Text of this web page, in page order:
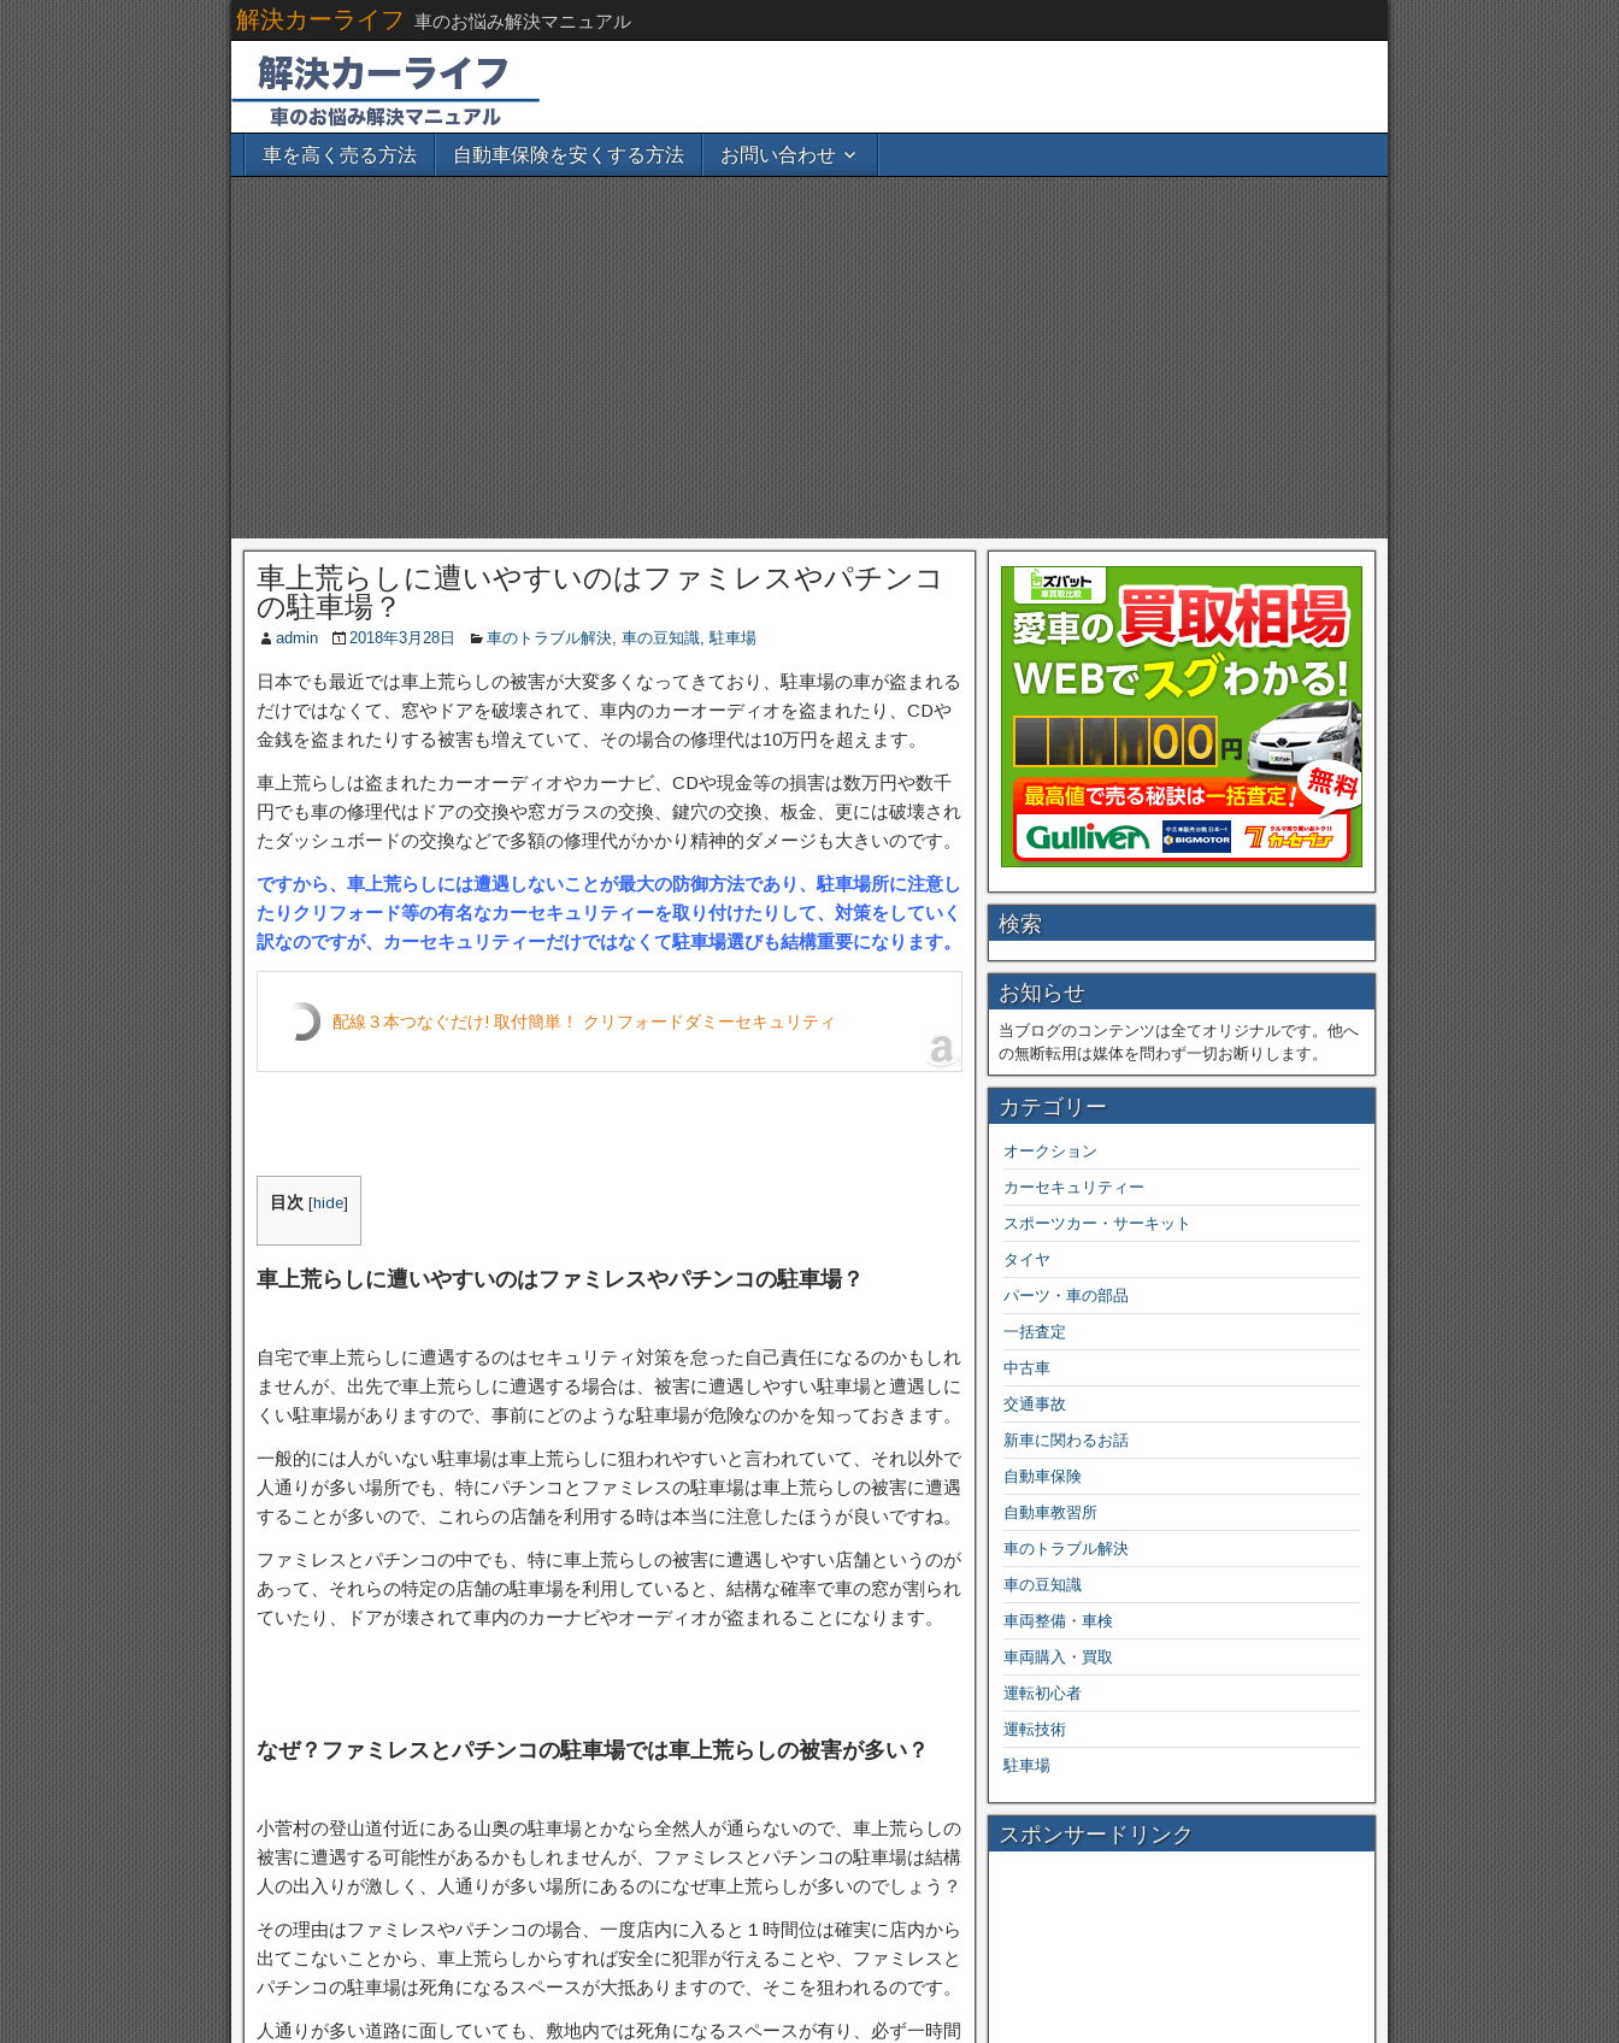
解決カーライフ 車のお悩み解決マニュアル
車を高く売る方法 自動車保険を安くする方法 お問い合わせ
車上荒らしに遭いやすいのはファミレスやパチンコ
の駐車場？
admin 2018年3月28日 車のトラブル解決, 車の豆知識,駐車場
日本でも最近では車上荒らしの被害が大変多くなってきており、駐車場の車が盗まれる
だけではなくて、窓やドアを破壊されて、車内のカーオーディオを盗まれたり、CDや
金銭を盗まれたりする被害も増えていて、その場合の修理代は10万円を超えます。
車上荒らしは盗まれたカーオーディオやカーナビ、CDや現金等の損害は数万円や数千
円でも車の修理代はドアの交換や窓ガラスの交換、鍵穴の交換、板金、更には破壊され
たダッシュボードの交換などで多額の修理代がかかり精神的ダメージも大きいのです。
ですから、車上荒らしには遭遇しないことが最大の防御方法であり、駐車場所に注意し
たりクリフォード等の有名なカーセキュリティーを取り付けたりして、対策をしていく
訳なのですが、カーセキュリティーだけではなくて駐車場選びも結構重要になります。
配線３本つなぐだけ! 取付簡単！ クリフォードダミーセキュリティ
目次 [hide]
車上荒らしに遭いやすいのはファミレスやパチンコの駐車場？
自宅で車上荒らしに遭遇するのはセキュリティ対策を怠った自己責任になるのかもしれ
ませんが、出先で車上荒らしに遭遇する場合は、被害に遭遇しやすい駐車場と遭遇しに
くい駐車場がありますので、事前にどのような駐車場が危険なのかを知っておきます。
一般的には人がいない駐車場は車上荒らしに狙われやすいと言われていて、それ以外で
人通りが多い場所でも、特にパチンコとファミレスの駐車場は車上荒らしの被害に遭遇
することが多いので、これらの店舗を利用する時は本当に注意したほうが良いですね。
ファミレスとパチンコの中でも、特に車上荒らしの被害に遭遇しやすい店舗というのが
あって、それらの特定の店舗の駐車場を利用していると、結構な確率で車の窓が割られ
ていたり、ドアが壊されて車内のカーナビやオーディオが盗まれることになります。
なぜ？ファミレスとパチンコの駐車場では車上荒らしの被害が多い？
小菅村の登山道付近にある山奥の駐車場とかなら全然人が通らないので、車上荒らしの
被害に遭遇する可能性があるかもしれませんが、ファミレスとパチンコの駐車場は結構
人の出入りが激しく、人通りが多い場所にあるのになぜ車上荒らしが多いのでしょう？
その理由はファミレスやパチンコの場合、一度店内に入ると１時間位は確実に店内から
出てこないことから、車上荒らしからすれば安全に犯罪が行えることや、ファミレスと
パチンコの駐車場は死角になるスペースが大抵ありますので、そこを狙われるのです。
人通りが多い道路に面していても、敷地内では死角になるスペースが有り、必ず一時間
検索
お知らせ
当ブログのコンテンツは全てオリジナルです。他へ
の無断転用は媒体を問わず一切お断りします。
カテゴリー
オークション
カーセキュリティー
スポーツカー・サーキット
タイヤ
パーツ・車の部品
一括査定
中古車
交通事故
新車に関わるお話
自動車保険
自動車教習所
車のトラブル解決
車の豆知識
車両整備・車検
車両購入・買取
運転初心者
運転技術
駐車場
スポンサードリンク